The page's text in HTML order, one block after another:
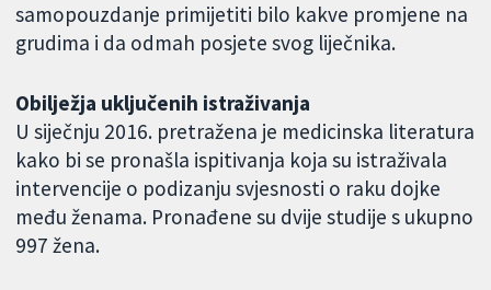
samopouzdanje primijetiti bilo kakve promjene na
grudima i da odmah posjete svog liječnika.
Obilježja uključenih istraživanja
U siječnju 2016. pretražena je medicinska literatura
kako bi se pronašla ispitivanja koja su istraživala
intervencije o podizanju svjesnosti o raku dojke
među ženama. Pronađene su dvije studije s ukupno
997 žena.